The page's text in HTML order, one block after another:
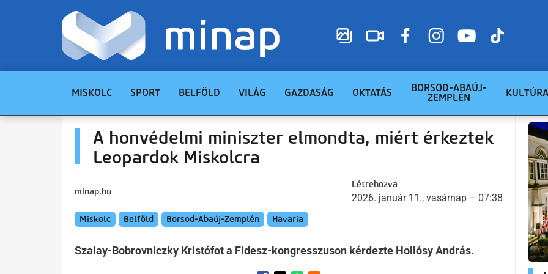
MISKOLC SPORT BELFÖLD VILÁG GAZDASÁG OKTATÁS
BORSOD-ABAÚJ-
ZEMPLÉN
KULTÚRA
A honvédelmi miniszter elmondta, miért érkeztek
Leopardok Miskolcra
minap.hu
Létrehozva
2026. január 11., vasárnap – 07:38
Miskolc Belföld Borsod-Abaúj-Zemplén Havaria
Szalay-Bobrovniczky Kristófot a Fidesz-kongresszuson kérdezte Hollósy András.